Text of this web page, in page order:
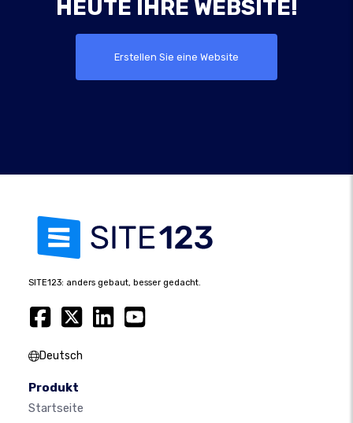
HEUTE IHRE WEBSITE!
Erstellen Sie eine Website
SITE123: anders gebaut, besser gedacht.
Deutsch
Produkt
Startseite